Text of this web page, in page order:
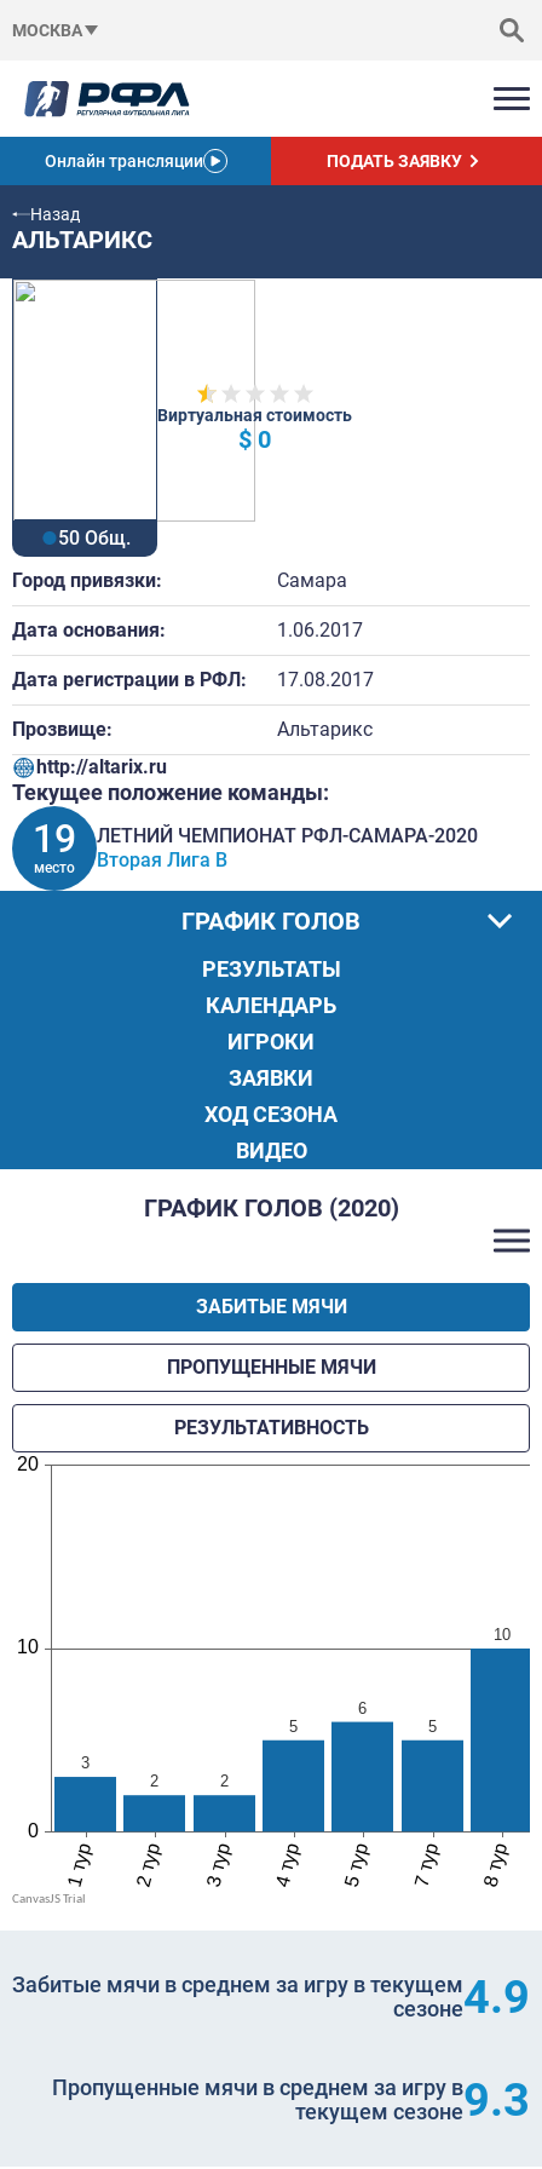
МОСКВА
Онлайн трансляции ПОДАТЬ ЗАЯВКУ
Назад
АЛЬТАРИКС
50 Общ.
Виртуальная стоимость
$ 0
Город привязки: Самара
Дата основания: 1.06.2017
Дата регистрации в РФЛ: 17.08.2017
Прозвище:
Альтарикс
http://altarix.ru
Текущее положение команды:
19
место
ЛЕТНИЙ ЧЕМПИОНАТ РФЛ-САМАРА-2020
Вторая Лига В
РЕЗУЛЬТАТЫ
КАЛЕНДАРЬ
ИГРОКИ
ЗАЯВКИ
ХОД СЕЗОНА
ГРАФИК ГОЛОВ
ВИДЕО
ГРАФИК ГОЛОВ (2020)
ЗАБИТЫЕ МЯЧИ
ПРОПУЩЕННЫЕ МЯЧИ
РЕЗУЛЬТАТИВНОСТЬ
Забитые мячи в среднем за игру в текущем
сезоне4.9
Пропущенные мячи в среднем за игру в
текущем сезоне9.3